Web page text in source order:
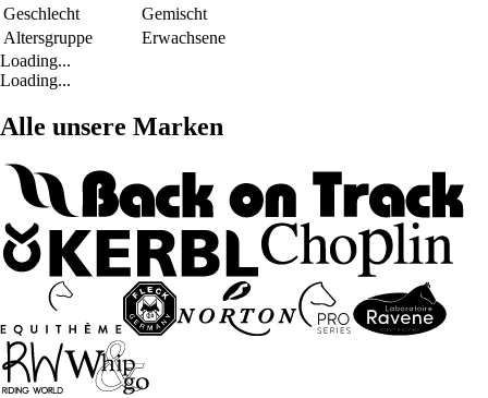
Geschlecht
Gemischt
Altersgruppe
Erwachsene
Loading...
Loading...
Alle unsere Marken